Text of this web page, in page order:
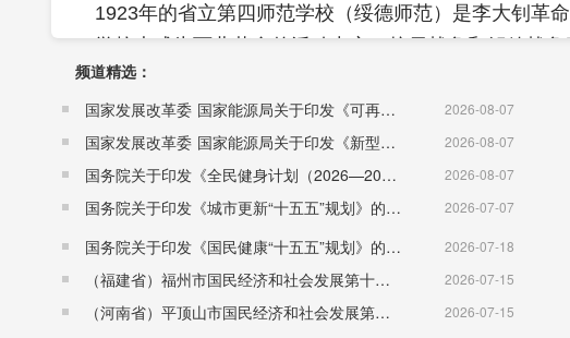
1923年的省立第四师范学校（绥德师范）是李大钊革
学校也成为西北革命的活动中心。抗日战争和解放战
驻绥。毛泽东、周恩来、朱德等老一辈无产阶级革命
绥任职工作过。习仲勋同志称绥德为“革命英才的摇篮
正统筹推进教育研学旅游和生态民俗旅游融合发展，
教育学院、陕西省委党校绥德教学基地、绥德干部学
全县和周边县区100余处红色遗址和先贤旧居，做强
育基地。
——文旅之乡。绥德是举世公认的陕北民间艺术荟
民歌、秧歌、唢呐、石雕和剪纸之乡五项殊荣的全国
频道精选：
国家发展改革委 国家能源局关于印发《可再生能源发展“十五五”规划》的通知 （发改能源〔2026〕1067号）
2026-08-07
国家发展改革委 国家能源局关于印发《新型电力系统建设“十五五”规划》的通知​ （发改能源〔2026〕942号） 2026-08-07
国务院关于印发《全民健身计划（2026—2030年）》的通知 （国发〔2026〕26号） 2026-08-07
国务院关于印发《城市更新“十五五”规划》的通知（国发〔2026〕12号） 2026-07-07
国务院关于印发《国民健康“十五五”规划》的通知 （国发〔2026〕23号） 2026-07-18
（福建省）福州市国民经济和社会发展第十五个五年规划纲要 2026-07-15
（河南省）平顶山市国民经济和社会发展第十五个五年规划纲要 2026-07-15